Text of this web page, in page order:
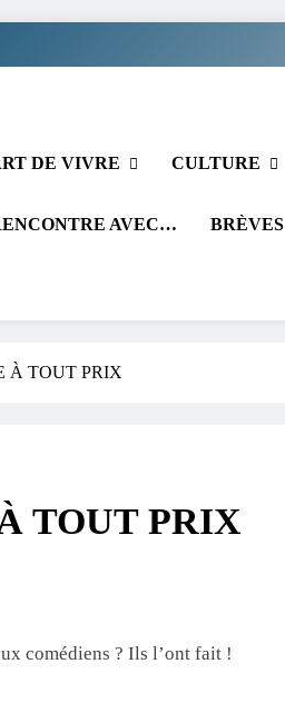
DE VIVRE CULTURE
AVEC… BRÈVES
À TOUT PRIX
TOUT PRIX
comédiens ? Ils l’ont fait !